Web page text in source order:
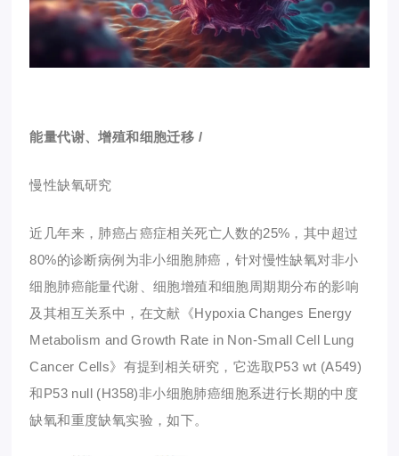
能量代谢、增殖和细胞迁移 /
慢性缺氧研究
近几年来，肺癌占癌症相关死亡人数的25%，其中超过
80%的诊断病例为非小细胞肺癌，针对慢性缺氧对非小
细胞肺癌能量代谢、细胞增殖和细胞周期期分布的影响
及其相互关系中，在文献《Hypoxia Changes Energy
Metabolism and Growth Rate in Non-Small Cell Lung
Cancer Cells》有提到相关研究，它选取P53 wt (A549)
和P53 null (H358)非小细胞肺癌细胞系进行长期的中度
缺氧和重度缺氧实验，如下。